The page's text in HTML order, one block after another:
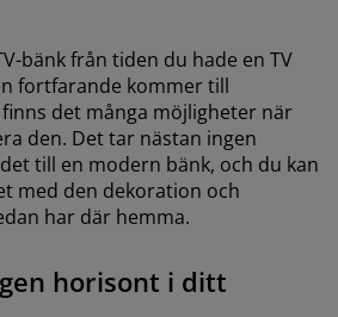
bänk från tiden du hade en TV
fortfarande kommer till
det många möjligheter när
den. Det tar nästan ingen
till en modern bänk, och du kan
med den dekoration och
har där hemma.
horisont i ditt